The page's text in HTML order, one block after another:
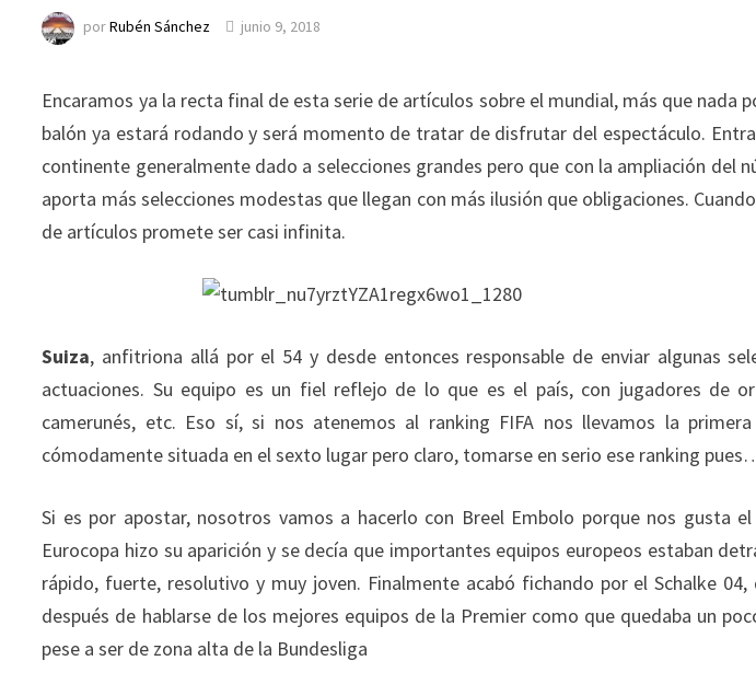
porRubén Sánchez junio 9, 2018
Encaramos ya la recta final de esta serie de artículos sobre el mundial, más que nada
balón ya estará rodando y será momento de tratar de disfrutar del espectáculo.
continente generalmente dado a selecciones grandes pero que con la ampliación del
aporta más selecciones modestas que llegan con más ilusión que obligaciones.
de artículos promete ser casi infinita.
Suiza, anfitriona allá por el 54 y desde entonces responsable de enviar algunas
actuaciones. Su equipo es un fiel reflejo de lo que es el país, con jugadores de
camerunés, etc. Eso sí, si nos atenemos al ranking FIFA nos llevamos la
cómodamente situada en el sexto lugar pero claro, tomarse en serio ese ranking
Si es por apostar, nosotros vamos a hacerlo con Breel Embolo porque nos gusta
Eurocopa hizo su aparición y se decía que importantes equipos europeos estaban
rápido, fuerte, resolutivo y muy joven. Finalmente acabó fichando por el Schalke
después de hablarse de los mejores equipos de la Premier como que quedaba un
pese a ser de zona alta de la Bundesliga